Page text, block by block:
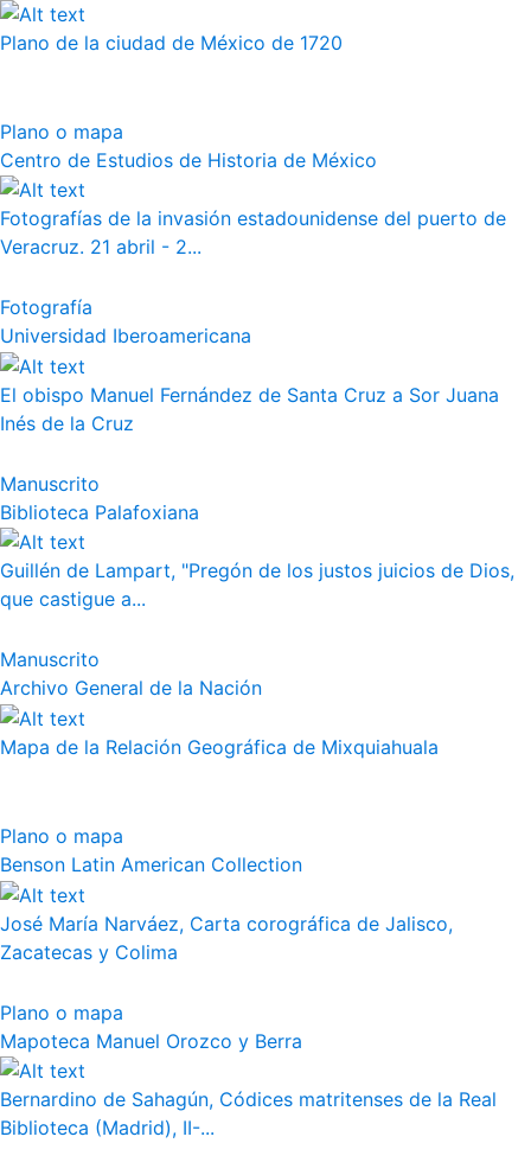
Plano de la ciudad de México de 1720
Plano o mapa
Centro de Estudios de Historia de México
Fotografías de la invasión estadounidense del puerto de
Veracruz. 21 abril - 2...
Fotografía
Universidad Iberoamericana
El obispo Manuel Fernández de Santa Cruz a Sor Juana
Inés de la Cruz
Manuscrito
Biblioteca Palafoxiana
Guillén de Lampart, "Pregón de los justos juicios de Dios,
que castigue a...
Manuscrito
Archivo General de la Nación
Mapa de la Relación Geográfica de Mixquiahuala
Plano o mapa
Benson Latin American Collection
José María Narváez, Carta corográfica de Jalisco,
Zacatecas y Colima
Plano o mapa
Mapoteca Manuel Orozco y Berra
Bernardino de Sahagún, Códices matritenses de la Real
Biblioteca (Madrid), II-...